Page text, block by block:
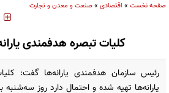
صفحه نخست » اقتصادی »صنعت و معدن و تجارت
کلیات تبصره هدفمندی
رئیس سازمان هدفمندی یارانه‌ها گفت:
یارانه‌ها تهیه شده و احتمال دارد روز سه‌شنبه